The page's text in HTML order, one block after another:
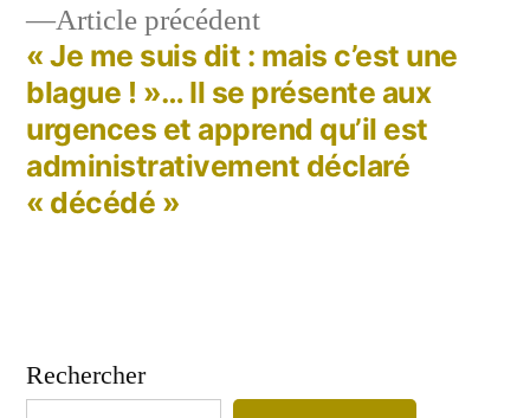
l’article
Article précédentArticle
précédent :
« Je me suis dit : mais c’est une
blague ! »… Il se présente aux
urgences et apprend qu’il est
administrativement déclaré
« décédé »
Rechercher